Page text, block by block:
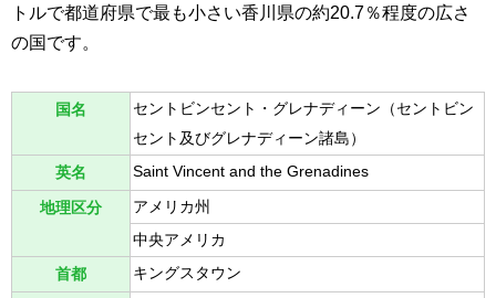
トルで都道府県で最も小さい香川県の約20.7％程度の広さ
の国です。
国名
セントビンセント・グレナディーン（セントビン
セント及びグレナディーン諸島）
英名 Saint Vincent and the Grenadines
地理区分
アメリカ州
中央アメリカ
首都 キングスタウン